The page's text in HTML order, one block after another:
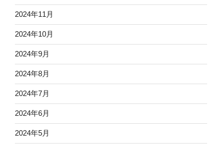
2024年11月
2024年10月
2024年9月
2024年8月
2024年7月
2024年6月
2024年5月